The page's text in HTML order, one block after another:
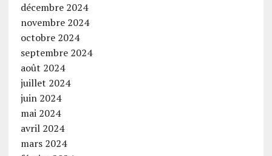
décembre 2024
novembre 2024
octobre 2024
septembre 2024
août 2024
juillet 2024
juin 2024
mai 2024
avril 2024
mars 2024